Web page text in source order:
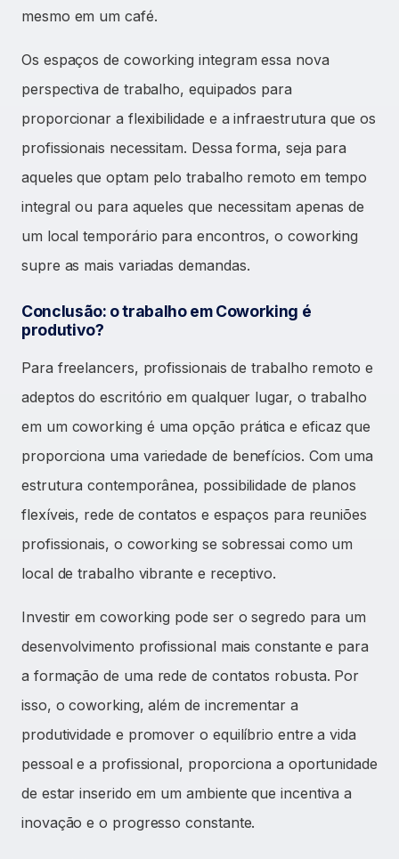
mesmo em um café.
Os espaços de coworking integram essa nova
perspectiva de trabalho, equipados para
proporcionar a flexibilidade e a infraestrutura que os
profissionais necessitam. Dessa forma, seja para
aqueles que optam pelo trabalho remoto em tempo
integral ou para aqueles que necessitam apenas de
um local temporário para encontros, o coworking
supre as mais variadas demandas.
Conclusão: o trabalho em Coworking é
produtivo?
Para freelancers, profissionais de trabalho remoto e
adeptos do escritório em qualquer lugar, o trabalho
em um coworking é uma opção prática e eficaz que
proporciona uma variedade de benefícios. Com uma
estrutura contemporânea, possibilidade de planos
flexíveis, rede de contatos e espaços para reuniões
profissionais, o coworking se sobressai como um
local de trabalho vibrante e receptivo.
Investir em coworking pode ser o segredo para um
desenvolvimento profissional mais constante e para
a formação de uma rede de contatos robusta. Por
isso, o coworking, além de incrementar a
produtividade e promover o equilíbrio entre a vida
pessoal e a profissional, proporciona a oportunidade
de estar inserido em um ambiente que incentiva a
inovação e o progresso constante.